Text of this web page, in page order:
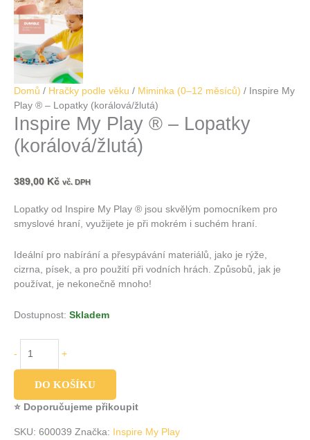
Domů / Hračky podle věku / Miminka (0–12 měsíců) / Inspire My
Play ® – Lopatky (korálová/žlutá)
Inspire My Play ® – Lopatky
(korálová/žlutá)
389,00 Kč vč. DPH
Lopatky od Inspire My Play ® jsou skvělým pomocníkem pro
smyslové hraní, využijete je při mokrém i suchém hraní.
Ideální pro nabírání a přesypávání materiálů, jako je rýže,
cizrna, písek, a pro použití při vodních hrách. Způsobů, jak je
používat, je nekonečně mnoho!
Dostupnost: Skladem
- +
DO KOŠÍKU
⭐ Doporučujeme přikoupit
SKU: 600039 Značka: Inspire My Play